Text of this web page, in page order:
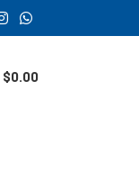
$0.00